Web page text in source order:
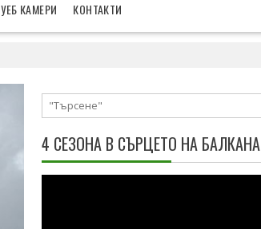
УЕБ КАМЕРИ КОНТАКТИ
4 СЕЗОНА В СЪРЦЕТО НА БАЛКАНА